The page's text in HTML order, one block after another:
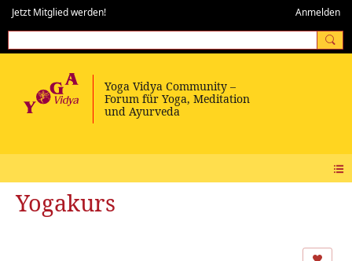
Jetzt Mitglied werden! Anmelden
Yogakurs